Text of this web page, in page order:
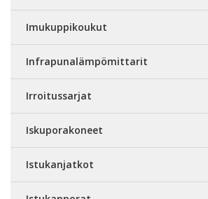
Imukuppikoukut
Infrapunalämpömittarit
Irroitussarjat
Iskuporakoneet
Istukanjatkot